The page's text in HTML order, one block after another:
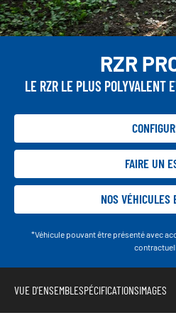
RZR
LE RZR LE PLUS POLYVALENT
FAIRE UN
NOS VÉHICULES
*Véhicule pouvant être présenté avec
VUE D'ENSEMBLESPÉCIFICATIONSIMAGES